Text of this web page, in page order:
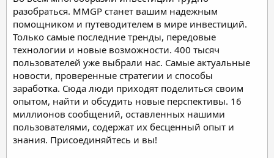
разобраться. MMGP станет вашим надежным
помощником и путеводителем в мире инвестиций.
Только самые последние тренды, передовые
технологии и новые возможности. 400 тысяч
пользователей уже выбрали нас. Самые актуальные
новости, проверенные стратегии и способы
заработка. Сюда люди приходят поделиться своим
опытом, найти и обсудить новые перспективы. 16
миллионов сообщений, оставленных нашими
пользователями, содержат их бесценный опыт и
знания. Присоединяйтесь и вы!